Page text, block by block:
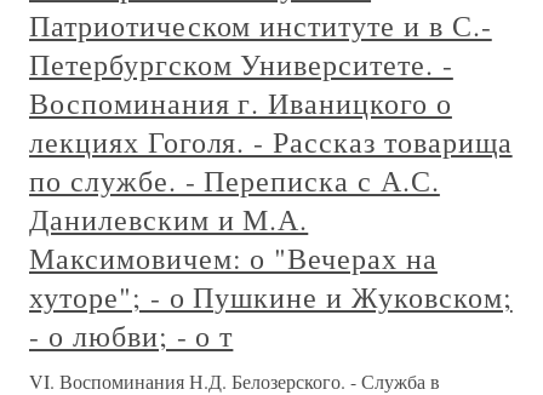
Патриотическом институте и в С.-
Петербургском Университете. -
Воспоминания г. Иваницкого о
лекциях Гоголя. - Рассказ товарища
по службе. - Переписка с А.С.
Данилевским и М.А.
Максимовичем: о "Вечерах на
хуторе"; - о Пушкине и Жуковском;
- о любви; - о т
VI. Воспоминания Н.Д. Белозерского. - Служба в